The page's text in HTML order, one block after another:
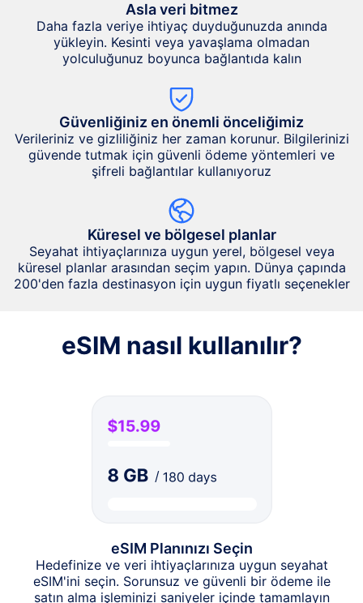
Asla veri bitmez
Daha fazla veriye ihtiyaç duyduğunuzda anında
yükleyin. Kesinti veya yavaşlama olmadan
yolculuğunuz boyunca bağlantıda kalın
Güvenliğiniz en önemli önceliğimiz
Verileriniz ve gizliliğiniz her zaman korunur. Bilgilerinizi
güvende tutmak için güvenli ödeme yöntemleri ve
şifreli bağlantılar kullanıyoruz
Küresel ve bölgesel planlar
Seyahat ihtiyaçlarınıza uygun yerel, bölgesel veya
küresel planlar arasından seçim yapın. Dünya çapında
200'den fazla destinasyon için uygun fiyatlı seçenekler
eSIM nasıl kullanılır?
eSIM Planınızı Seçin
Hedefinize ve veri ihtiyaçlarınıza uygun seyahat
eSIM'ini seçin. Sorunsuz ve güvenli bir ödeme ile
satın alma işleminizi saniyeler içinde tamamlayın